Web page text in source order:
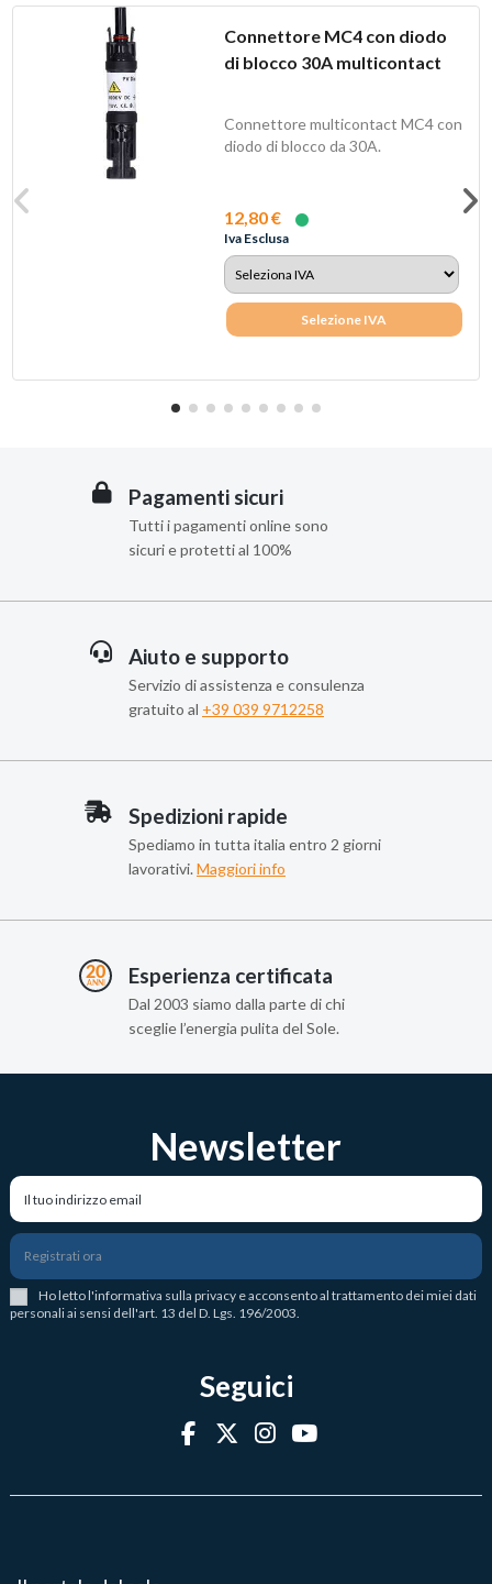
Connettore MC4 con diodo
di blocco 30A multicontact
Connettore multicontact MC4 con
diodo di blocco da 30A.
12,80 €
Iva Esclusa
Selezione IVA
Pagamenti sicuri
Tutti i pagamenti online sono
sicuri e protetti al 100%
Aiuto e supporto
Servizio di assistenza e consulenza
gratuito al +39 039 9712258
Spedizioni rapide
Spediamo in tutta italia entro 2 giorni
lavorativi. Maggiori info
Esperienza certificata
Dal 2003 siamo dalla parte di chi
sceglie l’energia pulita del Sole.
Newsletter
Registrati ora
Ho letto l'informativa sulla privacy e acconsento al trattamento dei miei dati
personali ai sensi dell'art. 13 del D. Lgs. 196/2003.
Seguici